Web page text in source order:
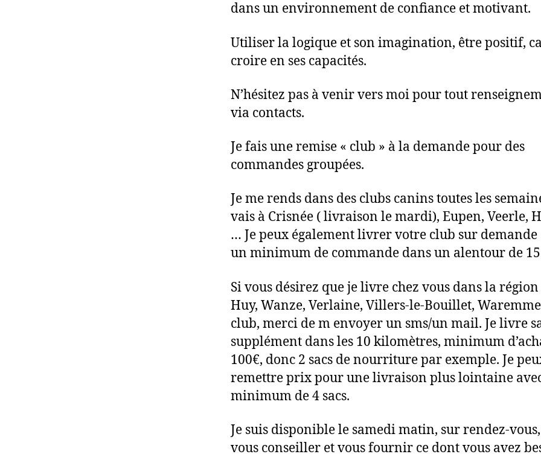
dans un environnement de confiance et motivant.
Utiliser la logique et son imagination, être positif,
croire en ses capacités.
N’hésitez pas à venir vers moi pour tout
via contacts.
Je fais une remise « club » à la demande pour des
commandes groupées.
Je me rends dans des clubs canins toutes les
vais à Crisnée ( livraison le mardi), Eupen, Veerle,
… Je peux également livrer votre club sur demande
un minimum de commande dans un alentour de
Si vous désirez que je livre chez vous dans la région
Huy, Wanze, Verlaine, Villers-le-Bouillet,
club, merci de m envoyer un sms/un mail. Je livre
supplément dans les 10 kilomètres, minimum
100€, donc 2 sacs de nourriture par exemple. Je
remettre prix pour une livraison plus lointaine
minimum de 4 sacs.
Je suis disponible le samedi matin, sur rendez-
vous conseiller et vous fournir ce dont vous avez